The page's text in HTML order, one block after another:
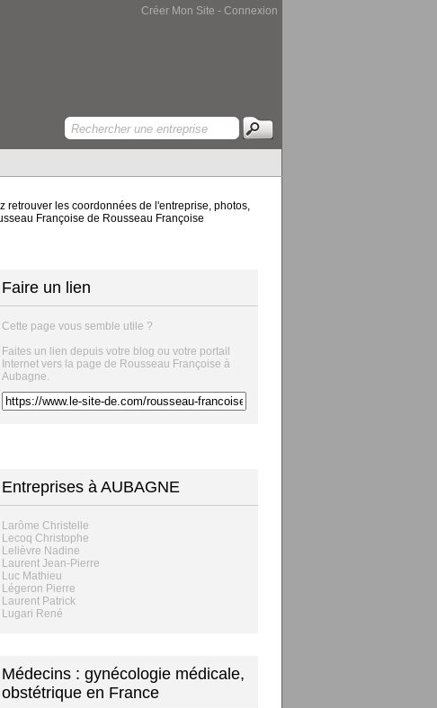
Créer Mon Site - Connexion
retrouver les coordonnées de l'entreprise, photos,
Françoise de Rousseau Françoise
Faire un lien
Cette page vous semble utile ?
Faites un lien depuis votre blog ou votre portail
Internet vers la page de Rousseau Françoise à
Aubagne.
Entreprises à AUBAGNE
Larôme Christelle
Lecoq Christophe
Lelièvre Nadine
Laurent Jean-Pierre
Luc Mathieu
Légeron Pierre
Laurent Patrick
Lugari René
Médecins : gynécologie médicale,
obstétrique en France